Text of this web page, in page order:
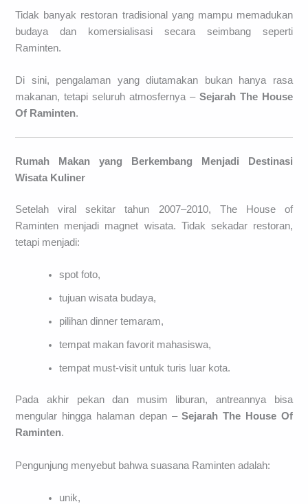
Tidak banyak restoran tradisional yang mampu memadukan
budaya dan komersialisasi secara seimbang seperti
Raminten.
Di sini, pengalaman yang diutamakan bukan hanya rasa
makanan, tetapi seluruh atmosfernya – Sejarah The House
Of Raminten.
Rumah Makan yang Berkembang Menjadi Destinasi
Wisata Kuliner
Setelah viral sekitar tahun 2007–2010, The House of
Raminten menjadi magnet wisata. Tidak sekadar restoran,
tetapi menjadi:
spot foto,
tujuan wisata budaya,
pilihan dinner temaram,
tempat makan favorit mahasiswa,
tempat must-visit untuk turis luar kota.
Pada akhir pekan dan musim liburan, antreannya bisa
mengular hingga halaman depan –Sejarah The House Of
Raminten.
Pengunjung menyebut bahwa suasana Raminten adalah:
unik,